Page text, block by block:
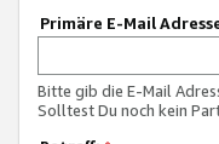
Primäre E-Mail
Bitte gib die E-Mail
Solltest Du noch kein